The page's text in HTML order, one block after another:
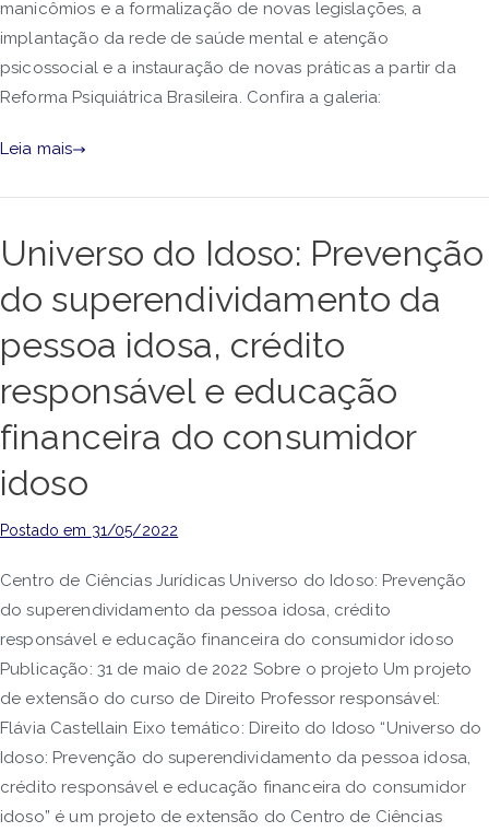
manicômios e a formalização de novas legislações, a
implantação da rede de saúde mental e atenção
psicossocial e a instauração de novas práticas a partir da
Reforma Psiquiátrica Brasileira. Confira a galeria:
Leia mais
Universo do Idoso: Prevenção
do superendividamento da
pessoa idosa, crédito
responsável e educação
financeira do consumidor
idoso
Postado em 31/05/2022
Centro de Ciências Jurídicas Universo do Idoso: Prevenção
do superendividamento da pessoa idosa, crédito
responsável e educação financeira do consumidor idoso
Publicação: 31 de maio de 2022 Sobre o projeto Um projeto
de extensão do curso de Direito Professor responsável:
Flávia Castellain Eixo temático: Direito do Idoso “Universo do
Idoso: Prevenção do superendividamento da pessoa idosa,
crédito responsável e educação financeira do consumidor
idoso” é um projeto de extensão do Centro de Ciências